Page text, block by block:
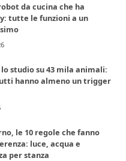
da cucina che ha
tutte le funzioni a un
studio su 43 mila animali:
hanno almeno un trigger
le 10 regole che fanno
luce, acqua e
per stanza